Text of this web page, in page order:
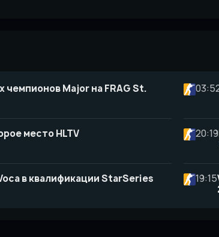
Major на FRAG St.
место HLTV 20:19
в квалификации StarSeries 19:15